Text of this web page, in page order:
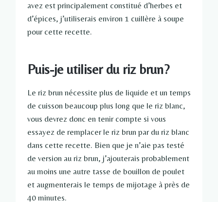
avez est principalement constitué d’herbes et
d’épices, j’utiliserais environ 1 cuillère à soupe
pour cette recette.
Puis-je utiliser du riz brun?
Le riz brun nécessite plus de liquide et un temps
de cuisson beaucoup plus long que le riz blanc,
vous devrez donc en tenir compte si vous
essayez de remplacer le riz brun par du riz blanc
dans cette recette. Bien que je n’aie pas testé
de version au riz brun, j’ajouterais probablement
au moins une autre tasse de bouillon de poulet
et augmenterais le temps de mijotage à près de
40 minutes.